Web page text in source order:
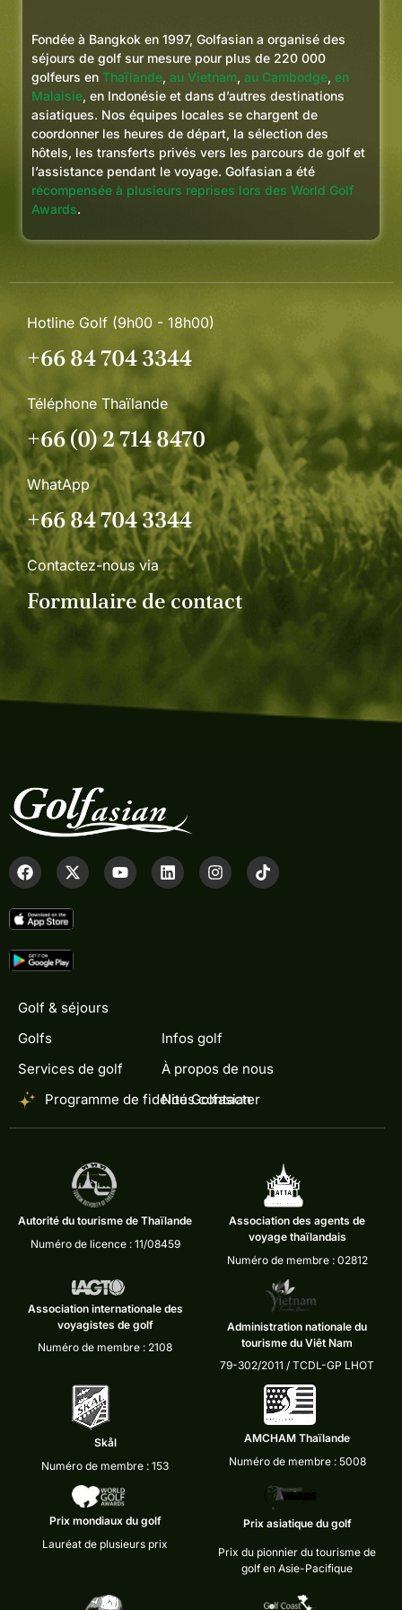
pas à consulter leur site web pour
plus de détails.
Je réserverai sans hésiter à
nouveau avec Golfasian pour mes
prochains séjours golfiques en
Thaïlande, au Vietnam et dans
d'autres régions d'Asie. Si vous
golfique sans accroc, où tout est
faite pour vous.
Fondée à Bangkok en 1997, Golfasian a organisé des
séjours de golf sur mesure pour plus de 220 000
golfeurs en Thaïlande, au Vietnam, au Cambodge, en
Malaisie, en Indonésie et dans d’autres destinations
asiatiques. Nos équipes locales se chargent de
coordonner les heures de départ, la sélection des
hôtels, les transferts privés vers les parcours de golf et
l’assistance pendant le voyage. Golfasian a été
récompensée à plusieurs reprises lors des World Golf
Awards.
Hotline Golf (9h00 - 18h00)
+66 84 704 3344
Téléphone Thaïlande
+66 (0) 2 714 8470
WhatApp
+66 84 704 3344
Contactez-nous via
Formulaire de contact
Golf & séjours
Golfs
Services de golf
Programme de fidélité Golfasian
Infos golf
À propos de nous
Nous contacter
Autorité du tourisme de Thaïlande
Numéro de licence : 11/08459
Association des agents de
voyage thaïlandais
Numéro de membre : 02812
Association internationale des
voyagistes de golf
Numéro de membre : 2108
Administration nationale du
tourisme du Viêt Nam
79-302/2011 / TCDL-GP LHOT
Skål
Numéro de membre : 153
AMCHAM Thaïlande
Numéro de membre : 5008
Prix mondiaux du golf
Lauréat de plusieurs prix
Prix asiatique du golf
Prix du pionnier du tourisme de
golf en Asie-Pacifique